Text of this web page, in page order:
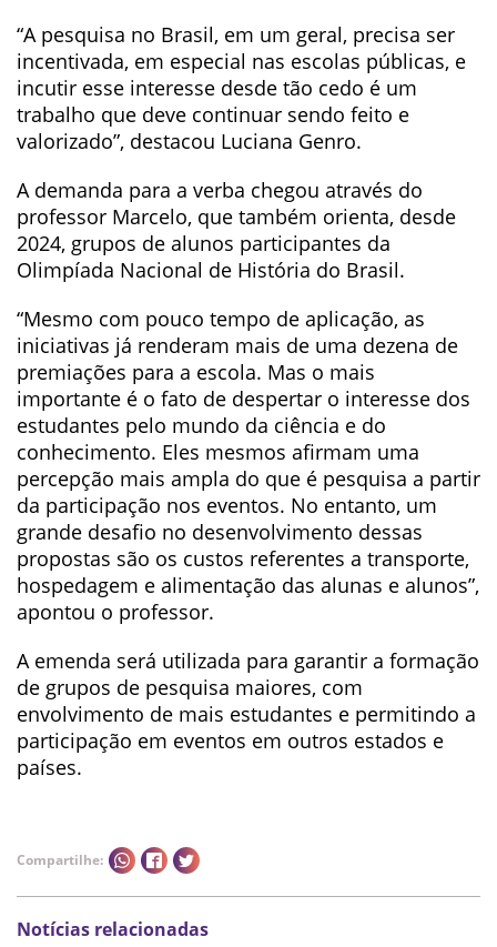
“A pesquisa no Brasil, em um geral, precisa ser
incentivada, em especial nas escolas públicas, e
incutir esse interesse desde tão cedo é um
trabalho que deve continuar sendo feito e
valorizado”, destacou Luciana Genro.
A demanda para a verba chegou através do
professor Marcelo, que também orienta, desde
2024, grupos de alunos participantes da
Olimpíada Nacional de História do Brasil.
“Mesmo com pouco tempo de aplicação, as
iniciativas já renderam mais de uma dezena de
premiações para a escola. Mas o mais
importante é o fato de despertar o interesse dos
estudantes pelo mundo da ciência e do
conhecimento. Eles mesmos afirmam uma
percepção mais ampla do que é pesquisa a partir
da participação nos eventos. No entanto, um
grande desafio no desenvolvimento dessas
propostas são os custos referentes a transporte,
hospedagem e alimentação das alunas e alunos”,
apontou o professor.
A emenda será utilizada para garantir a formação
de grupos de pesquisa maiores, com
envolvimento de mais estudantes e permitindo a
participação em eventos em outros estados e
países.
Compartilhe:
Notícias relacionadas